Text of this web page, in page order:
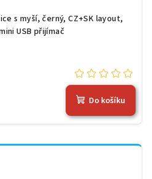
s myší, černý, CZ+SK layout,
USB přijímač
Do košíku